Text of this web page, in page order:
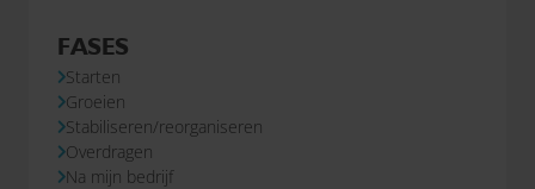
FASES
Starten
Groeien
Stabiliseren/reorganiseren
Overdragen
Na mijn bedrijf